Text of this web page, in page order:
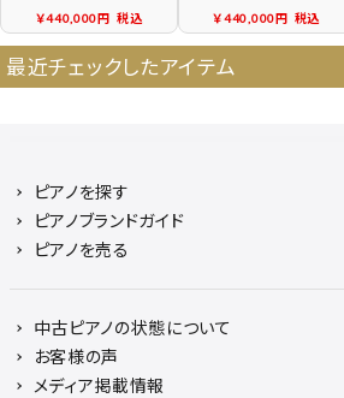
￥440,000円
税込
￥440,000円
税込
最近チェックしたアイテム
ピアノを探す
ピアノブランドガイド
ピアノを売る
中古ピアノの状態について
お客様の声
メディア掲載情報